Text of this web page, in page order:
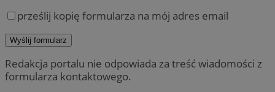
prześlij kopię formularza na mój adres email
Redakcja portalu nie odpowiada za treść wiadomości z
formularza kontaktowego.